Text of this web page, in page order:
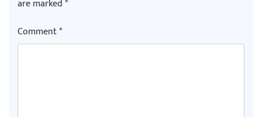
are marked*
Comment*